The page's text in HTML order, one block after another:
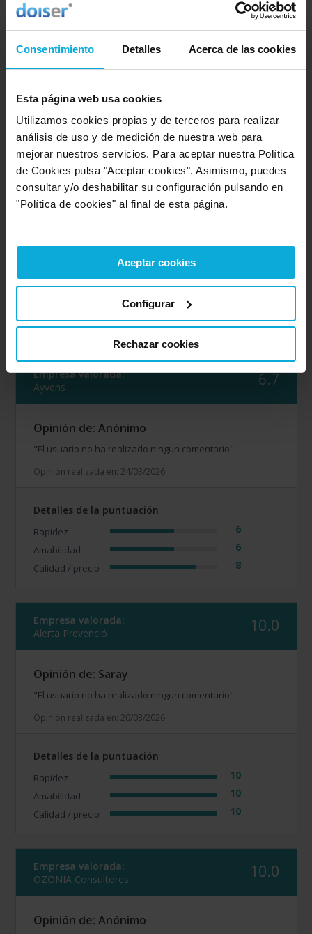
Consentimiento Detalles Acerca de las cookies
Esta página web usa cookies
Utilizamos cookies propias y de terceros para realizar
análisis de uso y de medición de nuestra web para
mejorar nuestros servicios. Para aceptar nuestra Política
de Cookies pulsa "Aceptar cookies". Asimismo, puedes
consultar y/o deshabilitar su configuración pulsando en
"Política de cookies" al final de esta página.
Aceptar cookies
Configurar
Rechazar cookies
7.8
oferta
9.1
Entre 8 y 10(1516)-85%
Entre 6 y 8(226)-13%
0%
Empresa valorada:
Ayvens
6.7
Opinión de: Anónimo
"El usuario no ha realizado ningun comentario".
Opinión realizada en: 24/03/2026
Detalles de la puntuación
Rapidez 6
Amabilidad 6
Calidad / precio 8
Empresa valorada:
Alerta Prevenció
10.0
Opinión de: Saray
"El usuario no ha realizado ningun comentario".
Opinión realizada en: 20/03/2026
Detalles de la puntuación
Rapidez 10
Amabilidad 10
Calidad / precio 10
Empresa valorada:
OZONIA Consultores
10.0
Opinión de: Anónimo